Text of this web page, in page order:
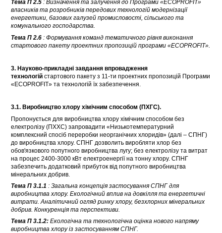
Тема П 2.5 : Визначення та залучення до Програми «ECOPROFIT»
власників та розробників передових технологій модернізації
енергетики, базових галузей промисловості, сільського та
комунального господарства.
Тема П 2.6 : Формування команд тематичного рівня виконання
стартового пакету проектних пропозицій програми «ECOPROFIT».
3. Науково-прикладні завдання впровадження
технологій стартового пакету з 11-ти проектних пропозицій Програми
«ECOPROFIT» та технологій їх забезпечення.
3.1. Виробництво хлору хімічним способом (ПХГС).
Пропонується для виробництва хлору хімічним способом без
електролізу (ПХХС) запровадити «Низькотемпературний
комплексний спосіб переробки неорганічних хлоридів» (далі – СПНГ)
до виробництва хлору. СПНГ дозволить виробляти хлор без
обов'язкового попутного виробництва лугу; без електролізу та витрат
на процес 2400-3000 кВт електроенергії на тонну хлору. СПНГ
забезпечить додатковий прибуток від попутного виробництва
мінеральних добрив.
Тема П 3.1.1 : Загальна концепція застосування СПНГ для
виробництва хлору. Екологічний вплив на довкілля та енергетичні
витрати. Аналітичний огляд ринку хлору, безхлорних мінеральних
добрив. Конкуренція та перспективи.
Тема П 3.1.2: Екологічна та технологічна оцінка нового напряму
виробництва хлору із застосуванням СПНГ.